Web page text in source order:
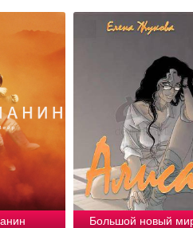
Большой новый